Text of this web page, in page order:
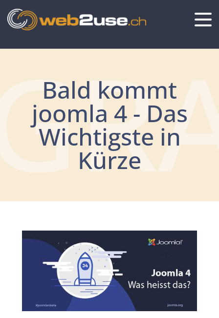
Bald kommt
joomla 4 - Das
Wichtigste in
Kürze